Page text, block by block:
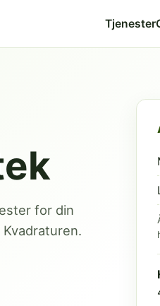
Tjenester
for din